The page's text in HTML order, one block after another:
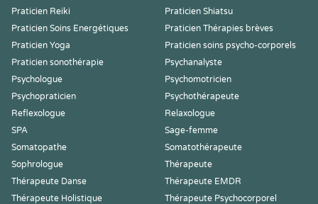
Praticien Reiki
Praticien Shiatsu
Praticien Soins Energétiques
Praticien Thérapies brèves
Praticien Yoga
Praticien soins psycho-corporels
Praticien sonothérapie
Psychanalyste
Psychologue
Psychomotricien
Psychopraticien
Psychothérapeute
Reflexologue
Relaxologue
SPA
Sage-femme
Somatopathe
Somatothérapeute
Sophrologue
Thérapeute
Thérapeute Danse
Thérapeute EMDR
Thérapeute Holistique
Thérapeute Psychocorporel